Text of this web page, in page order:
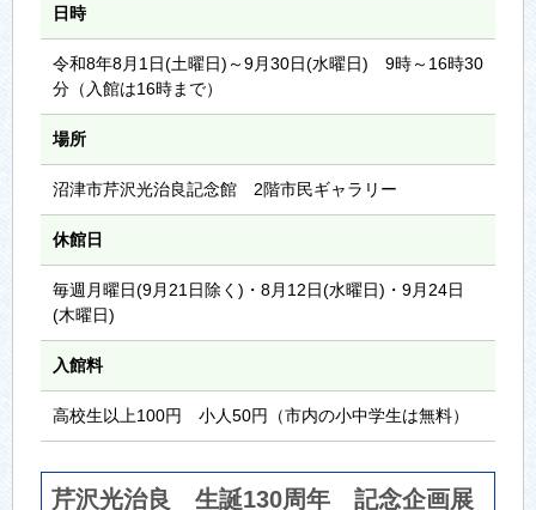
日時
令和8年8月1日(土曜日)～9月30日(水曜日) 9時～16時30
分（入館は16時まで）
場所
沼津市芹沢光治良記念館 2階市民ギャラリー
休館日
毎週月曜日(9月21日除く)・8月12日(水曜日)・9月24日
(木曜日)
入館料
高校生以上100円 小人50円（市内の小中学生は無料）
芹沢光治良 生誕130周年 記念企画展